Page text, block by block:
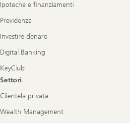
Ipoteche e finanziamenti
Previdenza
Investire denaro
Digital Banking
KeyClub
Settori
Clientela privata
Wealth Management